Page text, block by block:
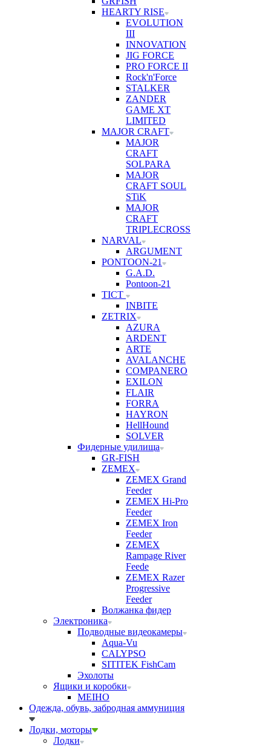
HEARTY RISE
EVOLUTION
III
INNOVATION
JIG FORCE
PRO FORCE II
Rock'n'Force
STALKER
ZANDER
GAME XT
LIMITED
MAJOR CRAFT
MAJOR
CRAFT
SOLPARA
MAJOR
CRAFT SOUL
STiK
MAJOR
CRAFT
TRIPLECROSS
NARVAL
ARGUMENT
PONTOON-21
G.A.D.
Pontoon-21
TICT
INBITE
ZETRIX
AZURA
ARDENT
ARTE
AVALANCHE
COMPANERO
EXILON
FLAIR
FORRA
HAYRON
HellHound
SOLVER
Фидерные удилища
GR-FISH
ZEMEX
ZEMEX Grand
Feeder
ZEMEX Hi-Pro
Feeder
ZEMEX Iron
Feeder
ZEMEX
Rampage River
Feede
ZEMEX Razer
Progressive
Feeder
Волжанка фидер
Электроника
Подводные видеокамеры
Aqua-Vu
CALYPSO
SITITEK FishCam
Эхолоты
Ящики и коробки
MEIHO
Одежда, обувь, забродная аммуниция
Лодки, моторы
Лодки